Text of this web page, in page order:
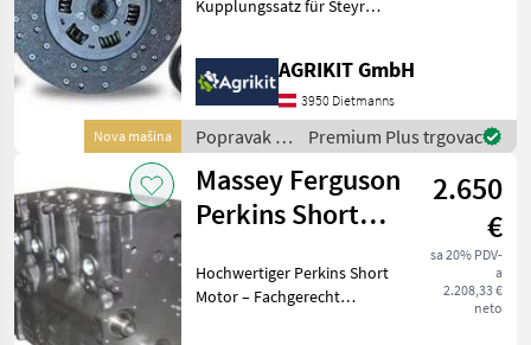
Nova mašina
Kupplungssatz für Steyr
Kupplungssatz eignet sich
ideal für die fachgerechte
Reparatur oder
Instandsetzung d
AGRIKIT GmbH
3950 Dietmanns
Popravak i
rezervni
dijelovi /
Steyr
Premium Plus trgovac
Massey Ferguson
Perkins Short
AT4.236 & A4.248
2.650
€
sa 20% PDV-
a
2.208,33 €
neto
Hochwertiger Perkins Short
Motor – Fachgerecht